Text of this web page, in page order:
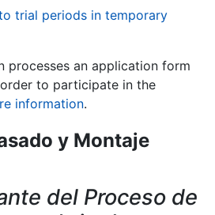
trial periods in temporary
processes an application form
to participate in the
information.
y Montaje
del Proceso de